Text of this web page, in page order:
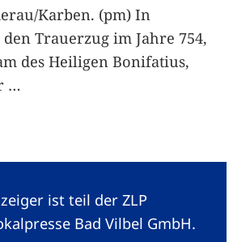
Karben. (pm) In
Trauerzug im Jahre 754,
des Heiligen Bonifatius,
…
ist teil der ZLP
Bad Vilbel GmbH.